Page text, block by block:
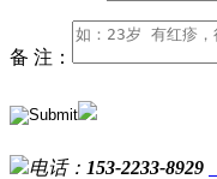
备 注：
电话： 153-2233-8929